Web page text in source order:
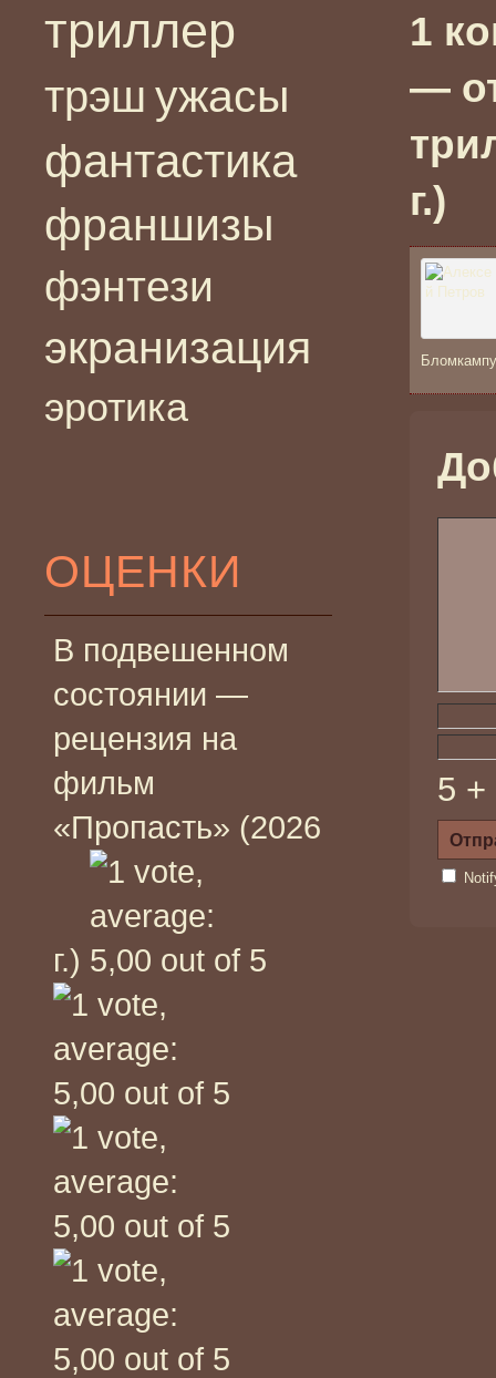
триллер
трэш ужасы
фантастика
франшизы
фэнтези
экранизация
эротика
ОЦЕНКИ
В подвешенном
состоянии —
рецензия на
фильм
«Пропасть» (2026
г.)
1
—
г.)
5